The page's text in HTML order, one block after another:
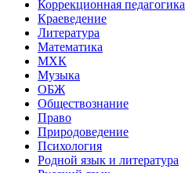
Коррекционная педагогика
Краеведение
Литература
Математика
МХК
Музыка
ОБЖ
Обществознание
Право
Природоведение
Психология
Родной язык и литература